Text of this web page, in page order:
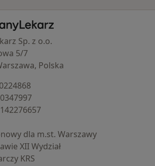
- Strona główna
Sp. z o.o.
5/7
Polska
dla m.st. Warszawy
XII Wydział
KRS